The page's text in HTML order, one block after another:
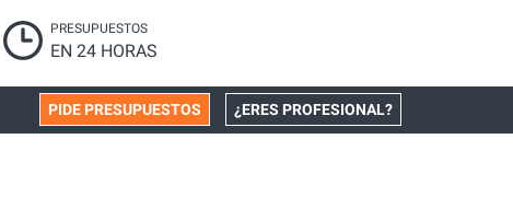
PRESUPUESTOS
EN 24 HORAS
¿ERES PROFESIONAL?
PIDE PRESUPUESTOS